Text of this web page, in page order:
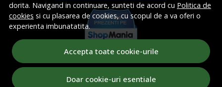
dorita. Navigand in continuare, sunteti de acord cu Politica de
cookies si cu plasarea de cookies, cu scopul de a va oferi o
experienta imbunatatita.
Accepta toate cookie-urile
Doar cookie-uri esentiale